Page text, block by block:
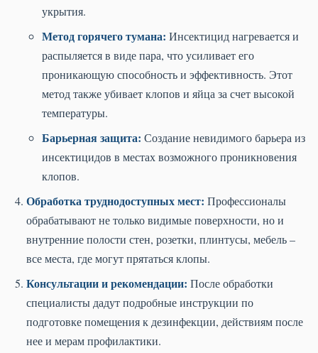
укрытия.
Метод горячего тумана: Инсектицид нагревается и
распыляется в виде пара, что усиливает его
проникающую способность и эффективность. Этот
метод также убивает клопов и яйца за счет высокой
температуры.
Барьерная защита: Создание невидимого барьера из
инсектицидов в местах возможного проникновения
клопов.
Обработка труднодоступных мест: Профессионалы
обрабатывают не только видимые поверхности, но и
внутренние полости стен, розетки, плинтусы, мебель –
все места, где могут прятаться клопы.
Консультации и рекомендации: После обработки
специалисты дадут подробные инструкции по
подготовке помещения к дезинфекции, действиям после
нее и мерам профилактики.